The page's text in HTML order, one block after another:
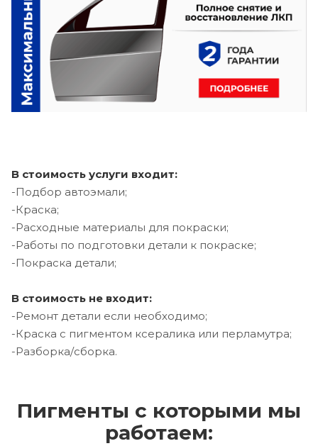
В стоимость услуги входит:
-Подбор автоэмали;
-Краска;
-Расходные материалы для покраски;
-Работы по подготовки детали к покраске;
-Покраска детали;
В стоимость не входит:
-Ремонт детали если необходимо;
-Краска с пигментом ксералика или перламутра;
-Разборка/сборка.
Пигменты с которыми мы
работаем: